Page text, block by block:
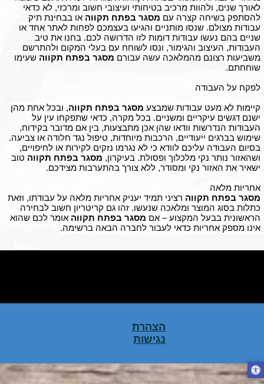
לאורך שנים, ולהוות מרכיב בטיחותי ועיצובי חשוב ומרכזי, לא כדאי
להסתפק בשיחה קצרה עם מסגר בפתח תקווה או בבחינת תיק
עבודות מצולם. שנסו מותניים והגיעו בעצמכם לפחות לאתר אחד או
שניים בהם נעשו עבודות דומות לזו הדרושה לכם. בחנו את טיב
העבודות, העיצוב והגימור, ונסו לשוחח עם בעלי המקום ולהתרשם
משביעות רצונם מהמלאכה עשה עבורם מסגר בפתח תקווה שעימו
שוחחתם.
לפקח על העבודה
קיימות לא מעט עבודות שמבצע מסגר בפתח תקווה, ובכל אחת מהן
ישנם דגשים עיקריים ומשניים. בכל מקרה, כדאי שתפקחו עין על
העבודות הנדרשות וודאו שהן אכן מתבצעות, בין אם מדובר בקידוח,
שימוש בברגים ייעודיים, הרכבות מיוחדות, טיפול נגד חלודה או צביעה.
בסיום העבודה עליכם לוודא כי לא נגרמו נזקים לקירות או לחיפויים,
ושהאזור נותר נקי מלכלוך ופסולת. בעיקרון, מסגר בפתח תקווה טוב
ישאיר את האזור נקי ומסודר, ללא צורך בהתערבות מצידכם.
אחריות מלאה
מסגר בפתח תקווה רציני תמיד יעניק אחריות מלאה על עבודתו, וזאת
כתלות בסוג המוצר ומלאכה שנעשו. זהו גם קריטריון חשוב לבחירה
הראשונית בבעל המקצוע – אם מסגר בפתח תקווה אומר לכם שהוא
אינו מספק אחריות כדאי לעבור לחברה הבאה ברשימה.
הצהרת
נגישות